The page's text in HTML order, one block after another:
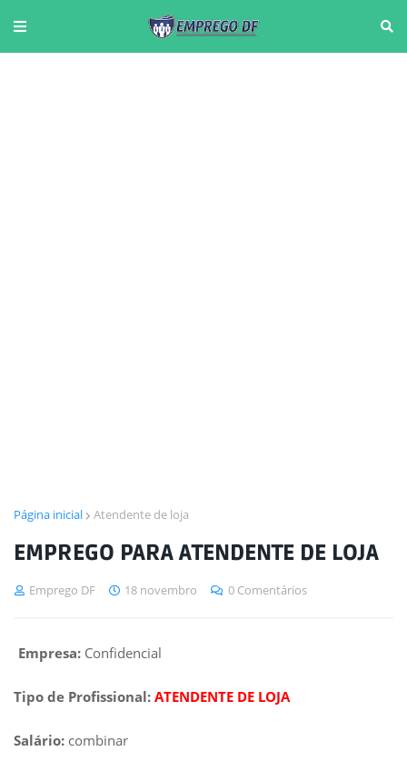
Página inicial Atendente de loja
EMPREGO PARA ATENDENTE DE LOJA
Emprego DF 18 novembro 0 Comentários
Empresa: Confidencial
Tipo de Profissional: ATENDENTE DE LOJA
Salário: combinar